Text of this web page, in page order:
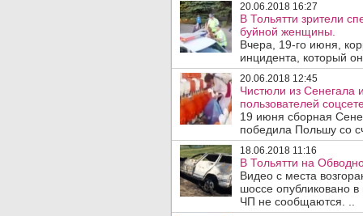
20.06.2018 16:27
В Тольятти зрители
буйной женщины.
Вчера, 19-го июня,
инцидента, который
20.06.2018 12:45
Чистюли из
пользователей
19 июня сборная
победила Польшу со
18.06.2018 11:16
В Тольятти на
Видео с места
шоссе опубликовано
ЧП не сообщаются. ..